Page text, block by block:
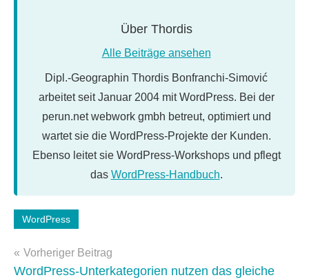
Über Thordis
Alle Beiträge ansehen
Dipl.-Geographin Thordis Bonfranchi-Simović
arbeitet seit Januar 2004 mit WordPress. Bei der
perun.net webwork gmbh betreut, optimiert und
wartet sie die WordPress-Projekte der Kunden.
Ebenso leitet sie WordPress-Workshops und pflegt
das WordPress-Handbuch.
Schlagwörter:
WordPress
Beitragsnavigation
Vorheriger Beitrag
WordPress-Unterkategorien nutzen das gleiche